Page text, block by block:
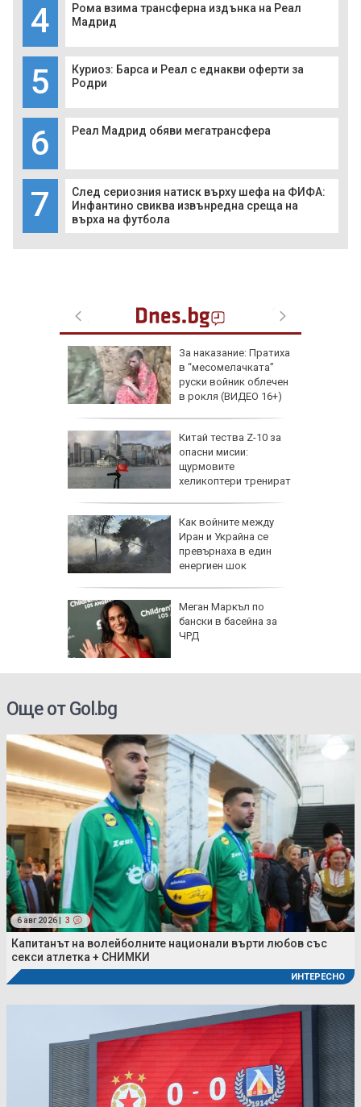
4
Рома взима трансферна издънка на Реал
Мадрид
5
Куриоз: Барса и Реал с еднакви оферти за
Родри
6 Реал Мадрид обяви мегатрансфера
7
След сериозния натиск върху шефа на ФИФА:
Инфантино свиква извънредна среща на
върха на футбола
За наказание: Пратиха
в “месомелачката”
руски войник облечен
в рокля (ВИДЕО 16+)
Китай тества Z-10 за
опасни мисии:
щурмовите
хеликоптери тренират
Как войните между
Иран и Украйна се
превърнаха в един
енергиен шок
Меган Маркъл по
бански в басейна за
ЧРД
Още от Gol.bg
6 авг 2026 | 3
Капитанът на волейболните национали върти любов със
секси атлетка + СНИМКИ
ИНТЕРЕСНО